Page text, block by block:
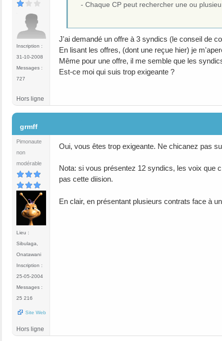
Inscription :
31-10-2008
Messages :
727
- Chaque CP peut rechercher une ou
J'ai demandé un offre à 3 syndics (le conseil de
En lisant les offres, (dont une reçue hier) je
Même pour une offre, il me semble que les
Est-ce moi qui suis trop exigeante ?
Hors ligne
grmff
Pimonaute
non
modérable
Lieu :
Sibulaga,
Onatawani
Inscription :
25-05-2004
Messages :
25 216
Site Web
Oui, vous êtes trop exigeante. Ne chicanez pas
Nota: si vous présentez 12 syndics, les voix que
pas cette diision.
En clair, en présentant plusieurs contrats face à
Hors ligne